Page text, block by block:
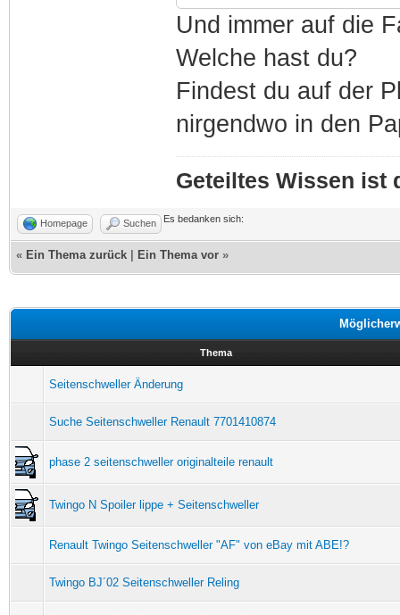
Und immer auf die
Welche hast du?
Findest du auf der
nirgendwo in den
Geteiltes Wissen ist
Homepage Suchen Es bedanken sich:
« Ein Thema zurück Ein Thema vor »
Thema
Seitenschweller Änderung
Suche Seitenschweller Renault 7701410874
phase 2 seitenschweller originalteile renault
Twingo N Spoiler lippe + Seitenschweller
Renault Twingo Seitenschweller "AF" von eBay mit ABE!?
Twingo BJ´02 Seitenschweller Reling